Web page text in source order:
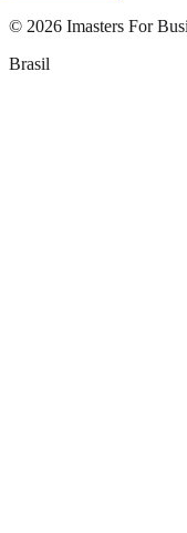
© 2026 Imasters For
Brasil